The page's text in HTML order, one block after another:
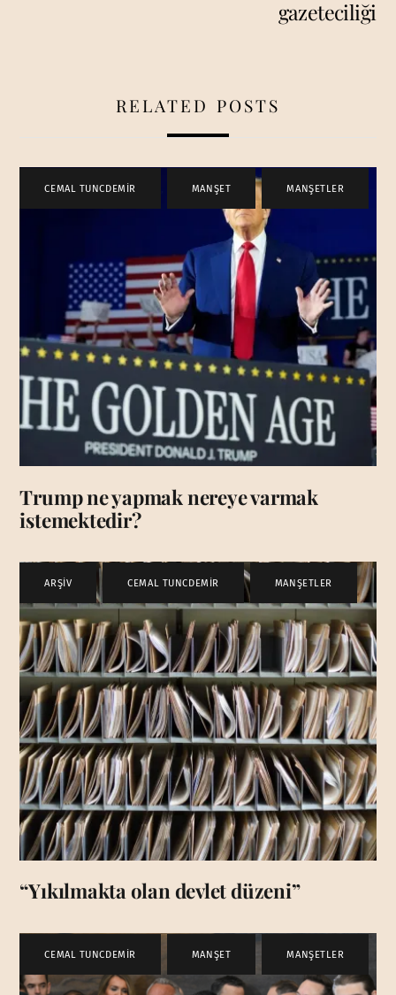
gazeteciliği
RELATED POSTS
CEMAL TUNCDEMİR MANŞET , MANŞETLER
Trump ne yapmak nereye varmak
istemektedir?
ARŞİV CEMAL TUNCDEMİR , MANŞETLER
“Yıkılmakta olan devlet düzeni”
CEMAL TUNCDEMİR MANŞET MANŞETLER